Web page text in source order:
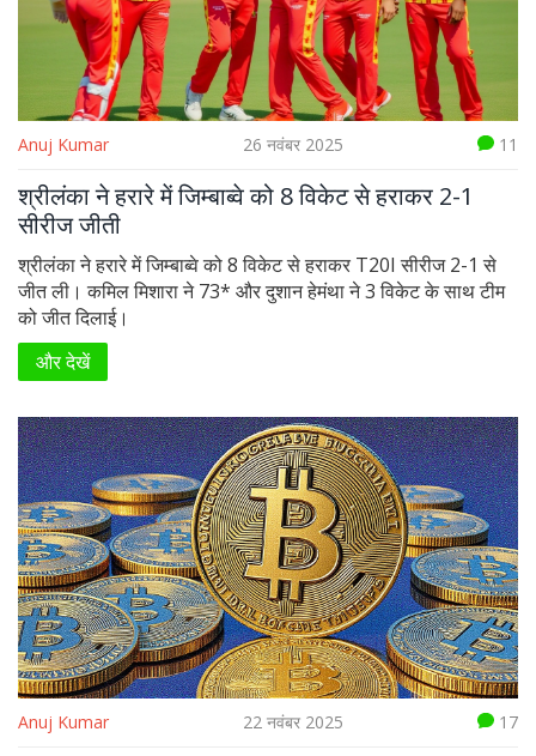
Anuj Kumar 26 नवंबर 2025 11
श्रीलंका ने हरारे में जिम्बाब्वे को 8 विकेट से हराकर 2-1
सीरीज जीती
श्रीलंका ने हरारे में जिम्बाब्वे को 8 विकेट से हराकर T20I सीरीज 2-1 से
जीत ली। कमिल मिशारा ने 73* और दुशान हेमंथा ने 3 विकेट के साथ टीम
को जीत दिलाई।
और देखें
Anuj Kumar 22 नवंबर 2025 17